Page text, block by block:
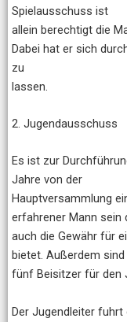
Spielausschuss ist
allein berechtigt die
Dabei hat er sich
zu
lassen.
2. Jugendausschuss
Es ist zur
Jahre von der
Hauptversammlung
erfahrener Mann sein
auch die Gewähr für
bietet. Außerdem sind
fünf Beisitzer für den
Der Jugendleiter